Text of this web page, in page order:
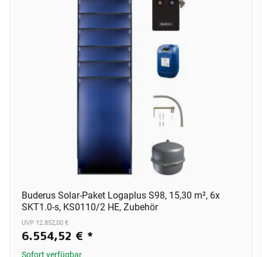
Buderus Solar-Paket Logaplus S98, 15,30 m², 6x
SKT1.0-s, KS0110/2 HE, Zubehör
UVP 12.852,00 €
6.554,52 € *
Sofort verfügbar